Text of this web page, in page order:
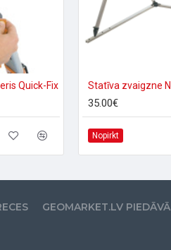
Quick-Fix
35.00€
Nopirkt
GEOMARKET.LV PIEDĀVĀ